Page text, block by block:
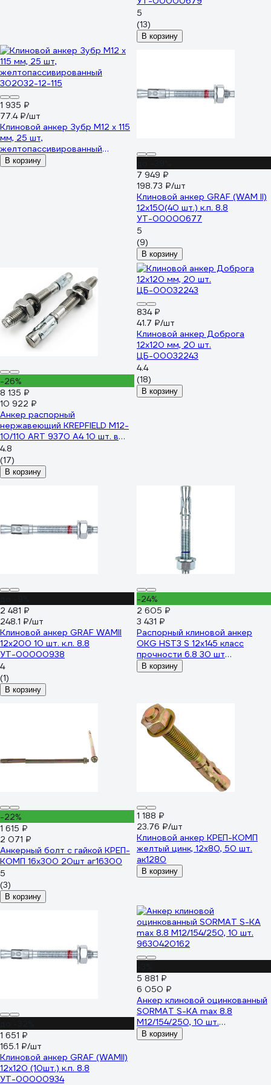
5
(13)
В корзину
1 935 ₽
77.4 ₽/шт
Клиновой анкер Зубр М12 x 115
мм, 25 шт,
желтопассивированный
302032-12-115
В корзину
7 949 ₽
198.73 ₽/шт
Клиновой анкер GRAF (WAM II)
12x150(40 шт.) к.п. 8.8
УТ-00000677
5
(9)
В корзину
-26%
8 135 ₽
10 922 ₽
Анкер распорный
нержавеющий KREPFIELD M12-
10/110 ART 9370 А4 10 шт. в
упак. 9370А4АНКЕРM12-10/110-
10
4.8
(17)
В корзину
834 ₽
41.7 ₽/шт
Клиновой анкер Доброга
12x120 мм, 20 шт.
ЦБ-00032243
4.4
(18)
В корзину
2 481 ₽
248.1 ₽/шт
Клиновой анкер GRAF WAMII
12x200 10 шт. к.п. 8.8
УТ-00000938
4
(1)
В корзину
-24%
2 605 ₽
3 431 ₽
Распорный клиновой анкер
OKG HST3 S 12х145 класс
прочности 6.8 30 шт
812X145SZRP-BOX
В корзину
-22%
1 615 ₽
2 071 ₽
Анкерный болт с гайкой КРЕП-
КОМП 16х300 20шт аг16300
5
(3)
В корзину
1 188 ₽
23.76 ₽/шт
Клиновой анкер КРЕП-КОМП
желтый цинк, 12x80, 50 шт.
ак1280
В корзину
1 651 ₽
165.1 ₽/шт
Клиновой анкер GRAF (WAMII)
12x120 (10шт.) к.п. 8.8
УТ-00000934
5 881 ₽
6 050 ₽
Анкер клиновой оцинкованный
SORMAT S-KA max 8.8
M12/154/250, 10 шт.
9630420162
В корзину